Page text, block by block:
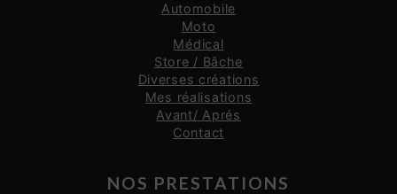
Automobile
Moto
Médical
Store / Bâche
Diverses créations
Mes réalisations
Avant/ Aprés
Contact
NOS PRESTATIONS